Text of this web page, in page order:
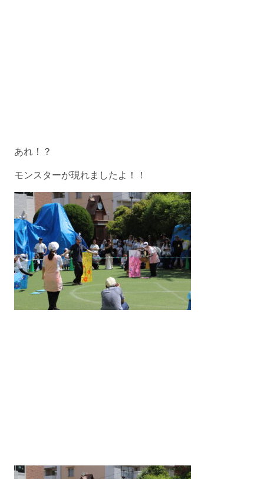
あれ！？
モンスターが現れましたよ！！